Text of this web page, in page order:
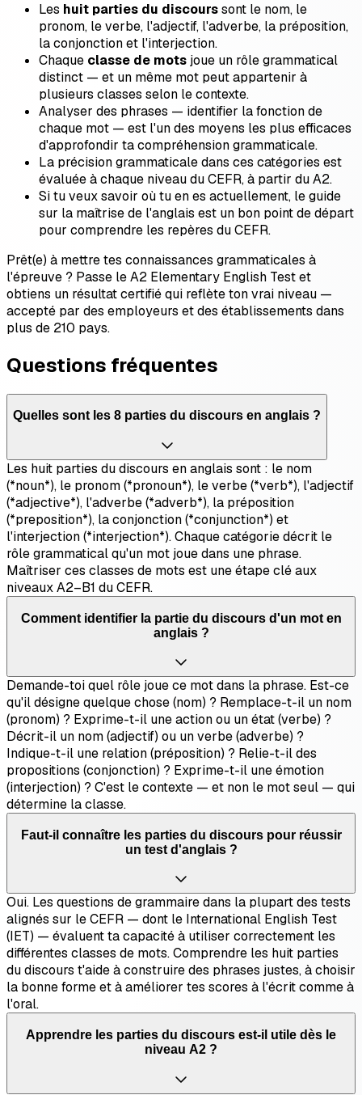
Les huit parties du discourssont le nom, le
pronom, le verbe, l'adjectif, l'adverbe, la préposition,
la conjonction et l'interjection.
Chaque classe de mots joue un rôle grammatical
distinct — et un même mot peut appartenir à
plusieurs classes selon le contexte.
Analyser des phrases — identifier la fonction de
chaque mot — est l'un des moyens les plus efficaces
d'approfondir ta compréhension grammaticale.
La précision grammaticale dans ces catégories est
évaluée à chaque niveau du CEFR, à partir du A2.
Si tu veux savoir où tu en es actuellement, le guide
sur la maîtrise de l'anglais est un bon point de départ
pour comprendre les repères du CEFR.
Prêt(e) à mettre tes connaissances grammaticales à
l'épreuve ? Passe le A2 Elementary English Test et
obtiens un résultat certifié qui reflète ton vrai niveau —
accepté par des employeurs et des établissements dans
plus de 210 pays.
Questions fréquentes
Quelles sont les 8 parties du discours en anglais ?
Les huit parties du discours en anglais sont : le nom
(*noun*), le pronom (*pronoun*), le verbe (*verb*), l'adjectif
(*adjective*), l'adverbe (*adverb*), la préposition
(*preposition*), la conjonction (*conjunction*) et
l'interjection (*interjection*). Chaque catégorie décrit le
rôle grammatical qu'un mot joue dans une phrase.
Maîtriser ces classes de mots est une étape clé aux
niveaux A2–B1 du CEFR.
Comment identifier la partie du discours d'un mot en
anglais ?
Demande-toi quel rôle joue ce mot dans la phrase. Est-ce
qu'il désigne quelque chose (nom) ? Remplace-t-il un nom
(pronom) ? Exprime-t-il une action ou un état (verbe) ?
Décrit-il un nom (adjectif) ou un verbe (adverbe) ?
Indique-t-il une relation (préposition) ? Relie-t-il des
propositions (conjonction) ? Exprime-t-il une émotion
(interjection) ? C'est le contexte — et non le mot seul — qui
détermine la classe.
Faut-il connaître les parties du discours pour réussir
un test d'anglais ?
Oui. Les questions de grammaire dans la plupart des tests
alignés sur le CEFR — dont le International English Test
(IET) — évaluent ta capacité à utiliser correctement les
différentes classes de mots. Comprendre les huit parties
du discours t'aide à construire des phrases justes, à choisir
la bonne forme et à améliorer tes scores à l'écrit comme à
l'oral.
Apprendre les parties du discours est-il utile dès le
niveau A2 ?